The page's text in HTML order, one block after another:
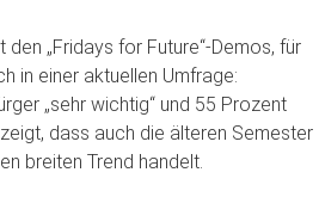
„Fridays for Future“-Demos, für
in einer aktuellen Umfrage:
„sehr wichtig“ und 55 Prozent
dass auch die älteren Semester
breiten Trend handelt.